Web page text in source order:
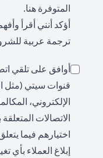
المتوفرة هناtab.
أؤكد أنني أقرأ
ترجمة عربية
أوافق على تلقي
قنوات سيتي (مثل
الإلكتروني،
الاتصالات
اختيارهم فيما
إبلاغ العملاء بأي